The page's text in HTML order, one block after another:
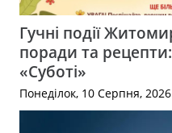
Гучні події
поради та
«Суботі»
Понеділок, 10 Серпня, 2026